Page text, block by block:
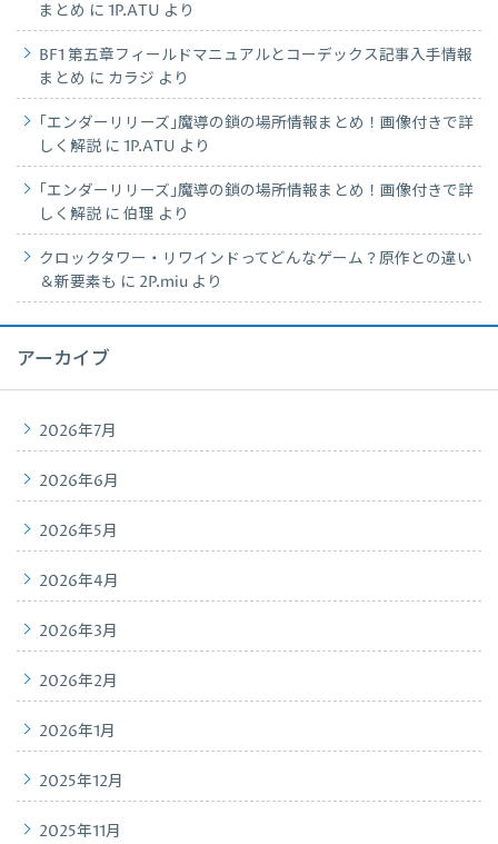
まとめ に 1P.ATU より
BF1 第五章フィールドマニュアルとコーデックス記事入手情報
まとめ に カラジ より
｢エンダーリリーズ｣魔導の鎖の場所情報まとめ！画像付きで詳
しく解説 に 1P.ATU より
｢エンダーリリーズ｣魔導の鎖の場所情報まとめ！画像付きで詳
しく解説 に 伯理 より
クロックタワー・リワインドってどんなゲーム？原作との違い
＆新要素も に 2P.miu より
アーカイブ
2026年7月
2026年6月
2026年5月
2026年4月
2026年3月
2026年2月
2026年1月
2025年12月
2025年11月